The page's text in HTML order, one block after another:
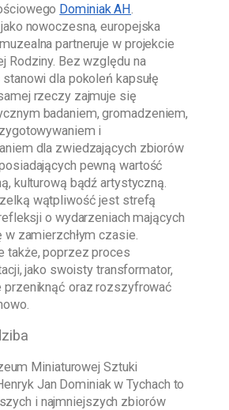
Dominiak AH.
nowoczesna, europejska
partneruje w projekcie
Rodziny. Bez względu na
dla pokoleń kapsułę
rzeczy zajmuje się
badaniem, gromadzeniem,
i
dla zwiedzających zbiorów
pewną wartość
kulturową bądź artystyczną.
wątpliwość jest strefą
o wydarzeniach mających
w zamierzchłym czasie.
także, poprzez proces
jako swoisty transformator,
przeniknąć oraz rozszyfrować
Miniaturowej Sztuki
Jan Dominiak w Tychach to
i najmniejszych zbiorów